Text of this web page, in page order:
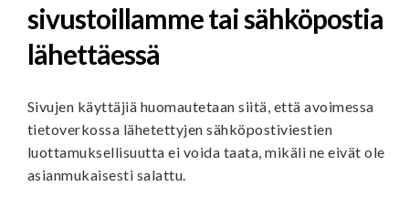
sivustoillamme tai sähköpostia
lähettäessä
Sivujen käyttäjiä huomautetaan siitä, että avoimessa
tietoverkossa lähetettyjen sähköpostiviestien
luottamuksellisuutta ei voida taata, mikäli ne eivät ole
asianmukaisesti salattu.